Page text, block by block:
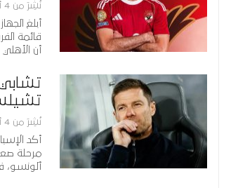
نُشِرَ من 4 أيام
أبلغ
أن الأهلي
تشابي
نُشِرَ من 4 أيام
أكد
مرحلة
ألونسو،